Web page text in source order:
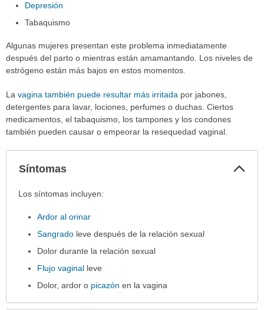
Depresión
Tabaquismo
Algunas mujeres presentan este problema inmediatamente
después del parto o mientras están amamantando. Los niveles de
estrógeno están más bajos en estos momentos.
La vagina también puede resultar más irritada por jabones,
detergentes para lavar, lociones, perfumes o duchas. Ciertos
medicamentos, el tabaquismo, los tampones y los condones
también pueden causar o empeorar la resequedad vaginal.
Síntomas
Síntomas
extendido.
Los síntomas incluyen:
Ardor al orinar
Sangrado leve después de la relación sexual
Dolor durante la relación sexual
Flujo vaginal leve
Dolor, ardor o picazón en la vagina